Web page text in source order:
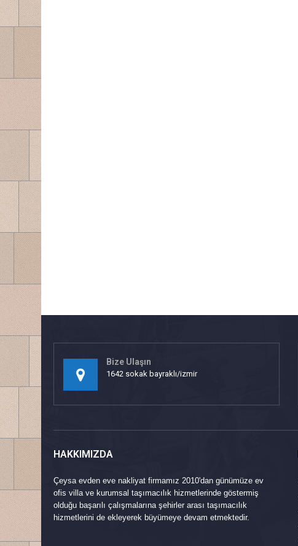
Bize Ulaşın
1642 sokak bayraklı/izmir
HAKKIMIZDA
Çeysa evden eve nakliyat firmamız 2010'dan günümüze ev
ofis villa ve kurumsal taşımacılık hizmetlerinde göstermiş
olduğu başarılı çalışmalarına şehirler arası taşımacılık
hizmetlerini de ekleyerek büyümeye devam etmektedir.